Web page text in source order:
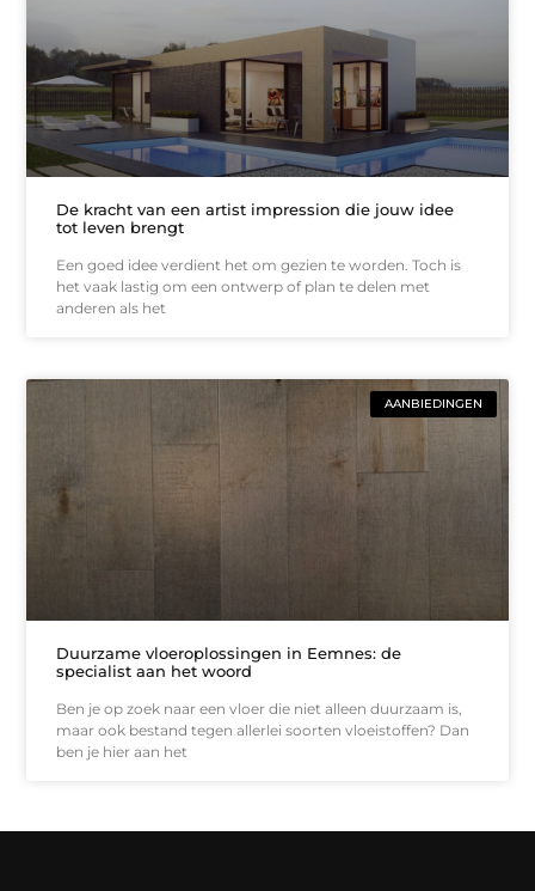
De kracht van een artist impression die jouw idee
tot leven brengt
Een goed idee verdient het om gezien te worden. Toch is
het vaak lastig om een ontwerp of plan te delen met
anderen als het
AANBIEDINGEN
Duurzame vloeroplossingen in Eemnes: de
specialist aan het woord
Ben je op zoek naar een vloer die niet alleen duurzaam is,
maar ook bestand tegen allerlei soorten vloeistoffen? Dan
ben je hier aan het